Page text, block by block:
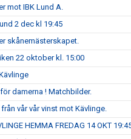
mot IBK Lund A.
2 dec kl 19:45
skånemästerskapet.
22 oktober kl. 15:00
damerna ! Matchbilder.
vår vår vinst mot Kävlinge.
HEMMA FREDAG 14 OKT